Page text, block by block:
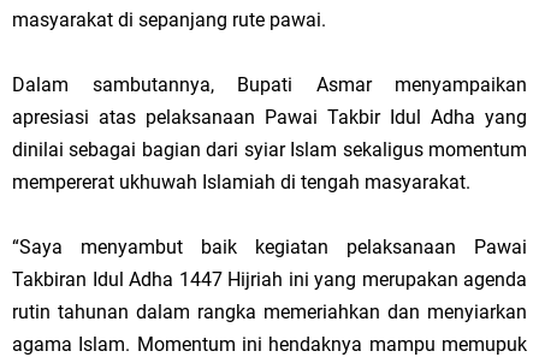
masyarakat di sepanjang rute pawai.
Dalam sambutannya, Bupati Asmar menyampaikan
apresiasi atas pelaksanaan Pawai Takbir Idul Adha yang
dinilai sebagai bagian dari syiar Islam sekaligus momentum
mempererat ukhuwah Islamiah di tengah masyarakat.
“Saya menyambut baik kegiatan pelaksanaan Pawai
Takbiran Idul Adha 1447 Hijriah ini yang merupakan agenda
rutin tahunan dalam rangka memeriahkan dan menyiarkan
agama Islam. Momentum ini hendaknya mampu memupuk